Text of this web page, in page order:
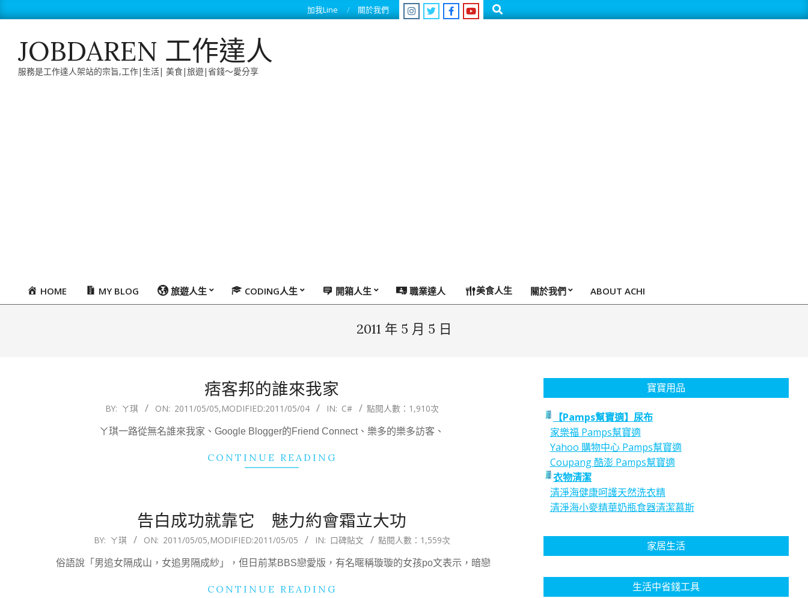
to
加我Line 關於我們 Search
JOBDAREN 工作達人
服務是工作達人架站的宗旨,工作|生活| 美食|旅遊|省錢～愛分享
PrimaryHOME MY BLOG 旅遊人生 CODING人生 開箱人生 職業達人 美食人生 關於我們 ABOUT ACHI
2011 年 5 月 5 日
痞客邦的誰來我家
BY: ㄚ琪 ON: 2011/05/05,MODIFIED:2011/05/04 IN: C# 點閱人數：1,910次
ㄚ琪一路從無名誰來我家、Google Blogger的Friend Connect、樂多的樂多訪客、
CONTINUE READING
告白成功就靠它 魅力約會霜立大功
BY: ㄚ琪 ON: 2011/05/05,MODIFIED:2011/05/05 IN: 口碑貼文 點閱人數：1,559次
俗語說「男追女隔成山，女追男隔成紗」，但日前某BBS戀愛版，有名暱稱璇璇的女孩po文表示，暗戀
CONTINUE READING
寶寶用品
【Pamps幫寶適】尿布
家樂福 Pamps幫寶適
Yahoo 購物中心 Pamps幫寶適
Coupang 酷澎 Pamps幫寶適
衣物清潔
清淨海健康呵護天然洗衣精
清淨海小麥精華奶瓶食器清潔慕斯
家居生活
生活中省錢工具